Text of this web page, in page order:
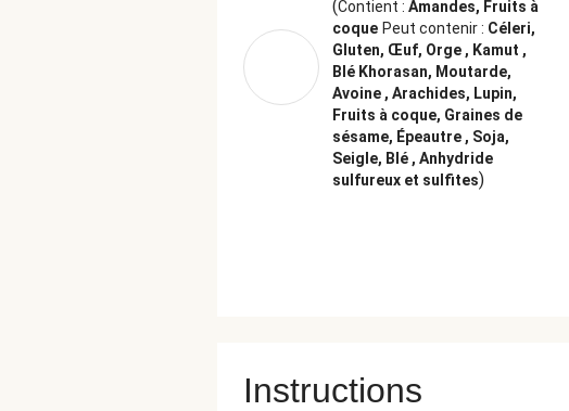
(Contient : Amandes, Fruits à
coque Peut contenir : Céleri,
Gluten, Œuf, Orge , Kamut ,
Blé Khorasan, Moutarde,
Avoine , Arachides, Lupin,
Fruits à coque, Graines de
sésame, Épeautre , Soja,
Seigle, Blé , Anhydride
sulfureux et sulfites)
Instructions